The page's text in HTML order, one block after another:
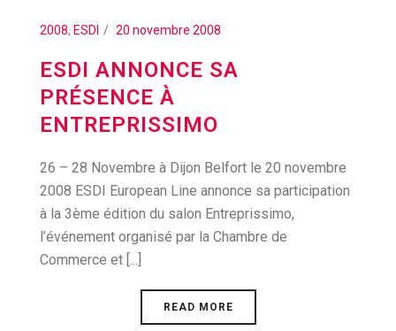
2008, ESDI 20 novembre 2008
ESDI ANNONCE SA
PRÉSENCE À
ENTREPRISSIMO
26 – 28 Novembre à Dijon Belfort le 20 novembre
2008 ESDI European Line annonce sa participation
à la 3ème édition du salon Entreprissimo,
l’événement organisé par la Chambre de
Commerce et [...]
READ MORE